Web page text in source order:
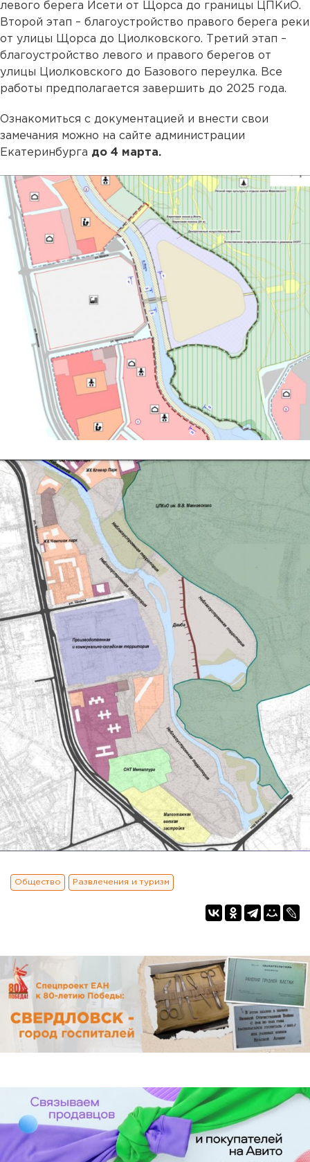
левого берега Исети от Щорса до границы ЦПКиО.
Второй этап – благоустройство правого берега реки
от улицы Щорса до Циолковского. Третий этап –
благоустройство левого и правого берегов от
улицы Циолковского до Базового переулка. Все
работы предполагается завершить до 2025 года.
Ознакомиться с документацией и внести свои
замечания можно на сайте администрации
Екатеринбурга до 4 марта.
Общество Развлечения и туризм